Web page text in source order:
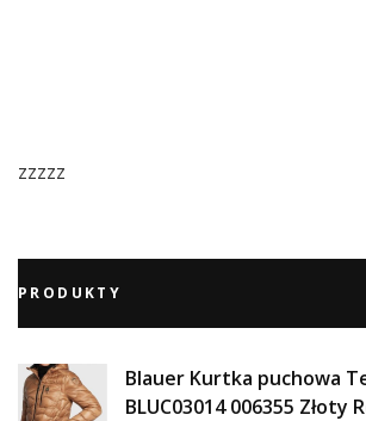
zzzzz
PRODUKTY
Blauer Kurtka puchowa
BLUC03014 006355 Złoty